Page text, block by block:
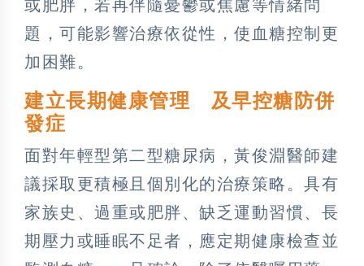
或肥胖，若再伴隨憂鬱或焦慮等情緒問
題，可能影響治療依從性，使血糖控制更
加困難。
建立長期健康管理 及早控糖防併
發症
面對年輕型第二型糖尿病，黃俊淵醫師建
議採取更積極且個別化的治療策略。具有
家族史、過重或肥胖、缺乏運動習慣、長
期壓力或睡眠不足者，應定期健康檢查並